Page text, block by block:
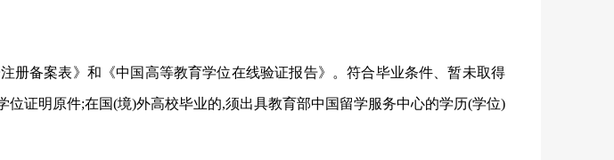
册备案表》和《中国高等教育学位在线验证报告》。符合毕业条件、暂未取得
证明原件;在国(境)外高校毕业的,须出具教育部中国留学服务中心的学历(学位)